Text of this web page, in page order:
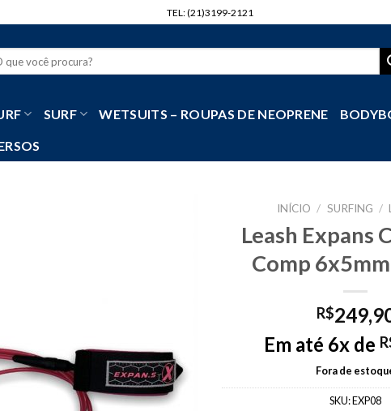
TEL: (21)3199-2121
SURF WETSUITS – ROUPAS DE NEOPRENE
INÍCIO / SURFING /
Leash Expans
Comp
R$
Em até 6x de
Fora de
SKU:EXP08